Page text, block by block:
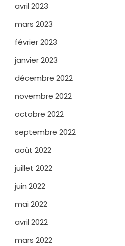
avril 2023
mars 2023
février 2023
janvier 2023
décembre 2022
novembre 2022
octobre 2022
septembre 2022
août 2022
juillet 2022
juin 2022
mai 2022
avril 2022
mars 2022